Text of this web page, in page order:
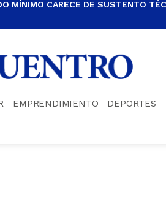
MÍNIMO CARECE DE SUSTENTO
EMPRENDIMIENTO DEPORTES